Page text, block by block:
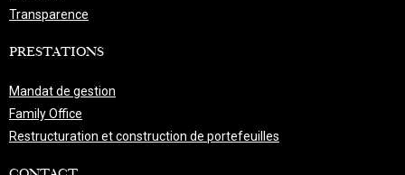
Transparence
PRESTATIONS
Mandat de gestion
Family Office
Restructuration et construction de portefeuilles